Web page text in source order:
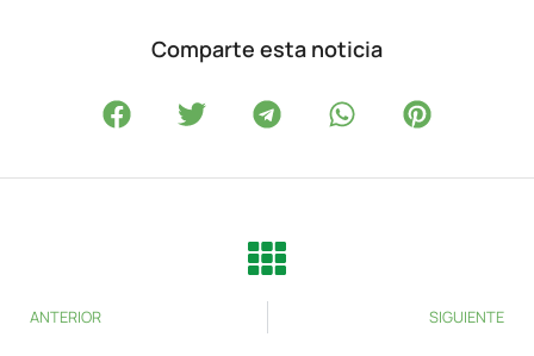
Comparte esta noticia
ANTERIOR SIGUIENTE